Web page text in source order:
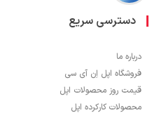
دسترسی سریع
درباره ما
فروشگاه اپل اِن آی سی
قیمت روز محصولات اپل
محصولات کارکرده اپل